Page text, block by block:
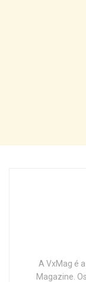
A VxMag é
Magazine.